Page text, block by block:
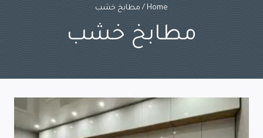
Home
/ مطابخ خشب
مطابخ خشب